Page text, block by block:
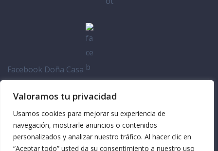
Valoramos tu privacidad
Usamos cookies para mejorar su experiencia de
navegación, mostrarle anuncios o contenidos
personalizados y analizar nuestro tráfico. Al hacer clic en
“Aceptar todo” usted da su consentimiento a nuestro uso
Facebook Doña Casa